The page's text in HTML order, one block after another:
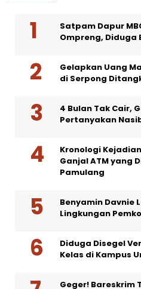
Satpam Dapur
Ompreng, Diduga
Gelapkan Uang
di Serpong
4 Bulan Tak Cair,
Pertanyakan
Kronologi
Ganjal ATM yang
Pamulang
Benyamin Davnie
Lingkungan
Diduga Disegel
Kelas di Kampus
Geger! Bareskrim